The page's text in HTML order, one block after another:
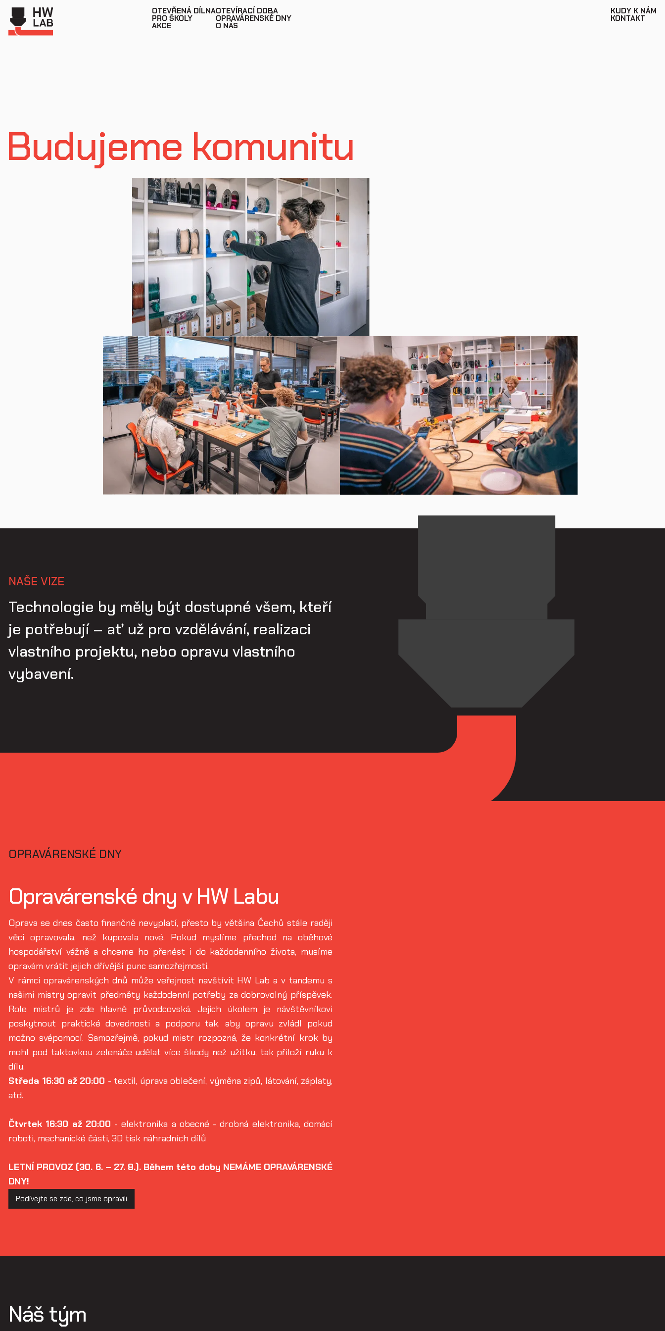
OTEVŘENÁ DÍLNA
PRO ŠKOLY
AKCE
OTEVÍRACÍ DOBA
OPRAVÁRENSKÉ DNY
O NÁS
KUDY K NÁM
KONTAKT
Budujeme komunitu
NAŠE VIZE
Technologie by měly být dostupné všem, kteří
je potřebují – ať už pro vzdělávání, realizaci
vlastního projektu, nebo opravu vlastního
vybavení.
OPRAVÁRENSKÉ DNY
Opravárenské dny v HW Labu
Oprava se dnes často finančně nevyplatí, přesto by většina Čechů stále raději
věci opravovala, než kupovala nové. Pokud myslíme přechod na oběhové
hospodářství vážně a chceme ho přenést i do každodenního života, musíme
opravám vrátit jejich dřívější punc samozřejmosti.
V rámci opravárenských dnů může veřejnost navštívit HW Lab a v tandemu s
našimi mistry opravit předměty každodenní potřeby za dobrovolný příspěvek.
Role mistrů je zde hlavně průvodcovská. Jejich úkolem je návštěvníkovi
poskytnout praktické dovednosti a podporu tak, aby opravu zvládl pokud
možno svépomocí. Samozřejmě, pokud mistr rozpozná, že konkrétní krok by
mohl pod taktovkou zelenáče udělat více škody než užitku, tak přiloží ruku k
dílu.
Středa 16:30 až 20:00 - textil, úprava oblečení, výměna zipů, látování, záplaty,
atd.
Čtvrtek 16:30 až 20:00 - elektronika a obecné - drobná elektronika, domácí
roboti, mechanické části, 3D tisk náhradních dílů
LETNÍ PROVOZ (30. 6. – 27. 8.). Během této doby NEMÁME OPRAVÁRENSKÉ
DNY!
Podívejte se zde, co jsme opravili
Náš tým